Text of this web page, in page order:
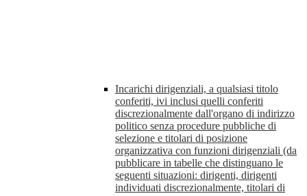
Incarichi dirigenziali, a qualsiasi titolo
conferiti, ivi inclusi quelli conferiti
discrezionalmente dall'organo di indirizzo
politico senza procedure pubbliche di
selezione e titolari di posizione
organizzativa con funzioni dirigenziali (da
pubblicare in tabelle che distinguano le
seguenti situazioni: dirigenti, dirigenti
individuati discrezionalmente, titolari di